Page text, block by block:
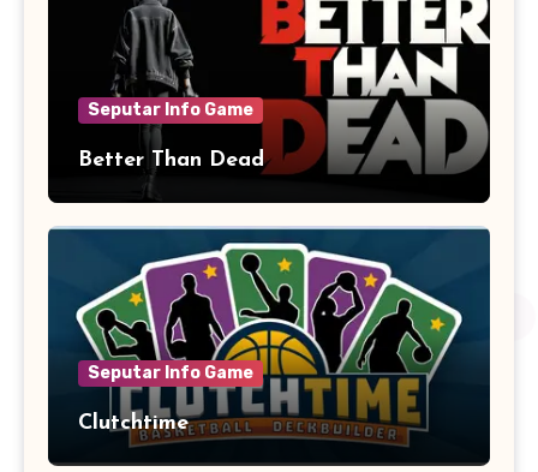
Seputar Info Game
Better Than Dead
Seputar Info Game
Clutchtime